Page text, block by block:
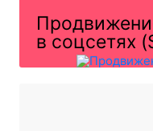
в соцсетях